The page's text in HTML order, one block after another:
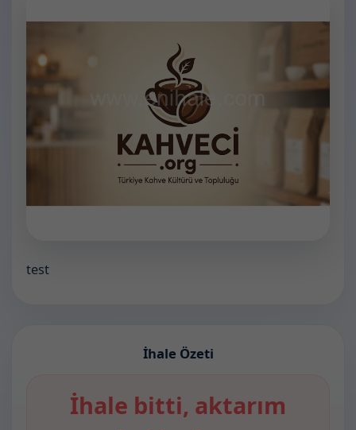
test
İhale Özeti
İhale bitti, aktarım